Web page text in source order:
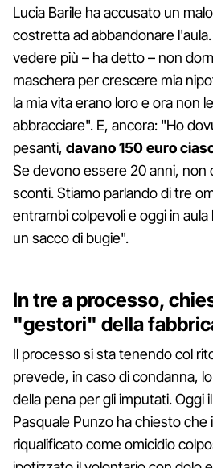
Lucia Barile ha accusato un
costretta ad abbandonare
vedere più – ha detto – non
maschera per crescere mia
la mia vita erano loro e ora non
abbracciare". E, ancora: "Ho
pesanti, davano 150 euro
Se devono essere 20 anni, non
sconti. Stiamo parlando di tre
entrambi colpevoli e oggi in
un sacco di bugie".
In tre a processo,
"gestori" della
Il processo si sta tenendo col
prevede, in caso di condanna,
della pena per gli imputati. Oggi
Pasquale Punzo ha chiesto che
riqualificato come omicidio